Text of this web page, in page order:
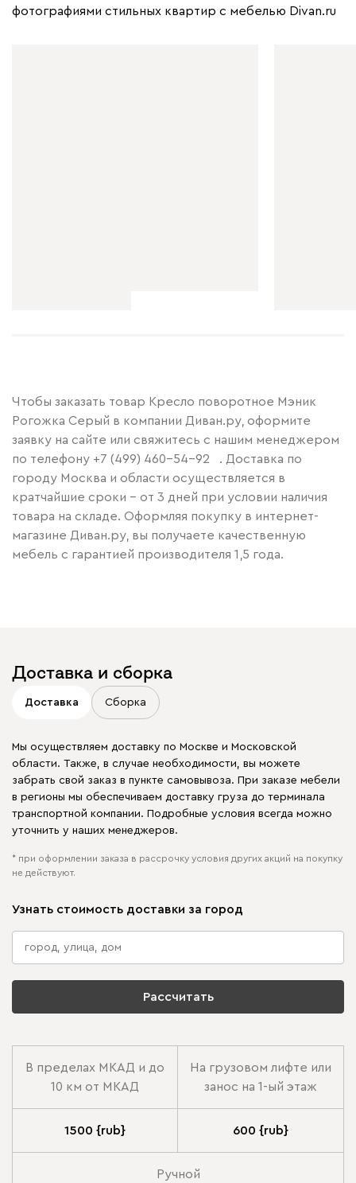
фотографиями стильных квартир с мебелью Divan.ru
Чтобы заказать товар Кресло поворотное Мэник
Рогожка Серый в компании Диван.ру, оформите
заявку на сайте или свяжитесь с нашим менеджером
по телефону +7 (499) 460-54-92
. Доставка по
городу Москва и области осуществляется в
кратчайшие сроки – от 3 дней при условии наличия
товара на складе. Оформляя покупку в интернет-
магазине Диван.ру, вы получаете качественную
мебель с гарантией производителя 1,5 года.
Доставка и сборка
Доставка Сборка
Мы осуществляем доставку по Москве и Московской
области. Также, в случае необходимости, вы можете
забрать свой заказ в пункте самовывоза. При заказе мебели
в регионы мы обеспечиваем доставку груза до терминала
транспортной компании. Подробные условия всегда можно
уточнить у наших менеджеров.
* при оформлении заказа в рассрочку условия других акций на покупку
не действуют.
Узнать стоимость доставки за город
Рассчитать
В пределах МКАД и до
10 км от МКАД
На грузовом лифте или
занос на 1-ый этаж
1500 {rub} 600 {rub}
Ручной